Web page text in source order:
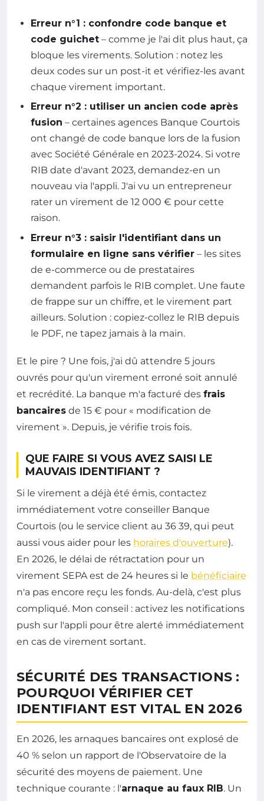
Erreur n°1 : confondre code banque et
code guichet – comme je l'ai dit plus haut, ça
bloque les virements. Solution : notez les
deux codes sur un post-it et vérifiez-les avant
chaque virement important.
Erreur n°2 : utiliser un ancien code après
fusion – certaines agences Banque Courtois
ont changé de code banque lors de la fusion
avec Société Générale en 2023-2024. Si votre
RIB date d'avant 2023, demandez-en un
nouveau via l'appli. J'ai vu un entrepreneur
rater un virement de 12 000 € pour cette
raison.
Erreur n°3 : saisir l'identifiant dans un
formulaire en ligne sans vérifier – les sites
de e-commerce ou de prestataires
demandent parfois le RIB complet. Une faute
de frappe sur un chiffre, et le virement part
ailleurs. Solution : copiez-collez le RIB depuis
le PDF, ne tapez jamais à la main.
Et le pire ? Une fois, j'ai dû attendre 5 jours
ouvrés pour qu'un virement erroné soit annulé
et recrédité. La banque m'a facturé des frais
bancaires de 15 € pour « modification de
virement ». Depuis, je vérifie trois fois.
QUE FAIRE SI VOUS AVEZ SAISI LE
MAUVAIS IDENTIFIANT ?
Si le virement a déjà été émis, contactez
immédiatement votre conseiller Banque
Courtois (ou le service client au 36 39, qui peut
aussi vous aider pour les horaires d'ouverture).
En 2026, le délai de rétractation pour un
virement SEPA est de 24 heures si le bénéficiaire
n'a pas encore reçu les fonds. Au-delà, c'est plus
compliqué. Mon conseil : activez les notifications
push sur l'appli pour être alerté immédiatement
en cas de virement sortant.
SÉCURITÉ DES TRANSACTIONS :
POURQUOI VÉRIFIER CET
IDENTIFIANT EST VITAL EN 2026
En 2026, les arnaques bancaires ont explosé de
40 % selon un rapport de l'Observatoire de la
sécurité des moyens de paiement. Une
technique courante : l'arnaque au faux RIB. Un